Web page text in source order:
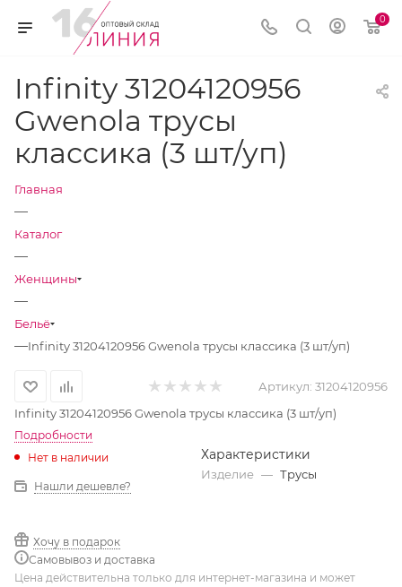
0
Infinity 31204120956
Gwenola трусы
классика (3 шт/уп)
Главная
—
Каталог
—
Женщины
—
Бельё
—Infinity 31204120956 Gwenola трусы классика (3 шт/уп)
Артикул: 31204120956
Infinity 31204120956 Gwenola трусы классика (3 шт/уп)
Подробности
Нет в наличии
Нашли дешевле?
Хочу в подарок
Самовывоз и доставка
Характеристики
Изделие — Трусы
Цена действительна только для интернет-магазина и может